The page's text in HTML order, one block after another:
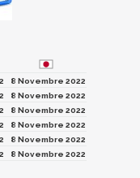
8 Novembre 2022
8 Novembre 2022
8 Novembre 2022
8 Novembre 2022
8 Novembre 2022
8 Novembre 2022